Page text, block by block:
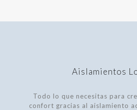
Aislamientos
Todo lo que necesitas para
confort gracias al aislamiento